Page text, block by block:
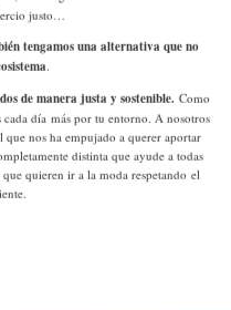
comercio justo…
tengamos una alternativa que no
.
de manera justa y sostenible. Como
cada día más por tu entorno. A nosotros
nos ha empujado a querer aportar
distinta que ayude a todas
quieren ir a la moda respetando el